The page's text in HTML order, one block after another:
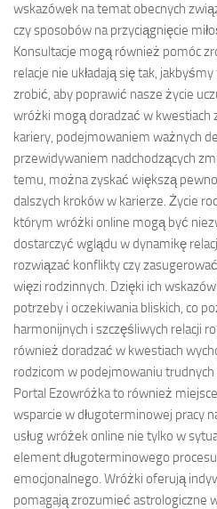
wskazówek na temat obecnych
czy sposobów na przyciągnięcie
Konsultacje mogą również pomóc
relacje nie układają się tak,
zrobić, aby poprawić nasze życie
wróżki mogą doradzać w kwestiach
kariery, podejmowaniem ważnych
przewidywaniem nadchodzących
temu, można zyskać większą
dalszych kroków w karierze. Życie
którym wróżki online mogą być
dostarczyć wglądu w dynamikę
rozwiązać konflikty czy
więzi rodzinnych. Dzięki ich
potrzeby i oczekiwania bliskich, co
harmonijnych i szczęśliwych relacji
również doradzać w kwestiach
rodzicom w podejmowaniu trudnych
Portal Ezowróżka to również
wsparcie w długoterminowej pracy
usług wróżek online nie tylko w
element długoterminowego
emocjonalnego. Wróżki oferują
pomagają zrozumieć astrologiczne